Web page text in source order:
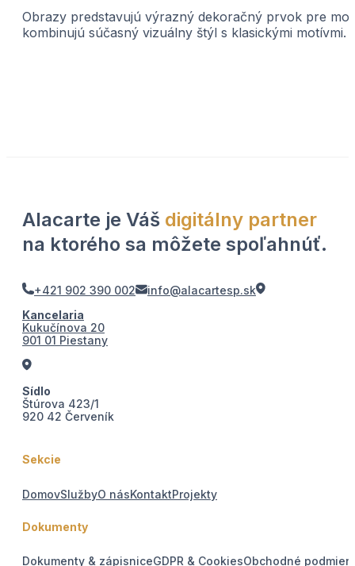
Obrazy predstavujú výrazný dekoračný prvok pre
kombinujú súčasný vizuálny štýl s klasickými
+421 902 390 002
info@alacartesp.sk
Kancelaria
Kukučínova 20
901 01 Piestany
Sídlo
Štúrova 423/1
920 42 Červeník
Alacarte je Váš digitálny partner
na ktorého sa môžete spoľahnúť.
Sekcie
DomovSlužbyO násKontaktProjekty
Dokumenty
Dokumenty & zápisniceGDPR & CookiesObchodné